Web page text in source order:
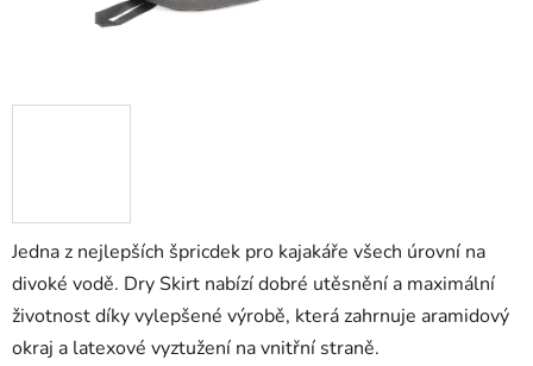
Jedna z nejlepších špricdek pro kajakáře všech úrovní na
divoké vodě. Dry Skirt nabízí dobré utěsnění a maximální
životnost díky vylepšené výrobě, která zahrnuje aramidový
okraj a latexové vyztužení na vnitřní straně.